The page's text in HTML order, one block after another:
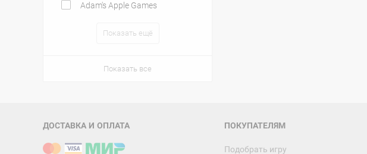
Adam's Apple Games
Показать ещё
Показать все
ДОСТАВКА И ОПЛАТА ПОКУПАТЕЛЯМ
Подобрать игру